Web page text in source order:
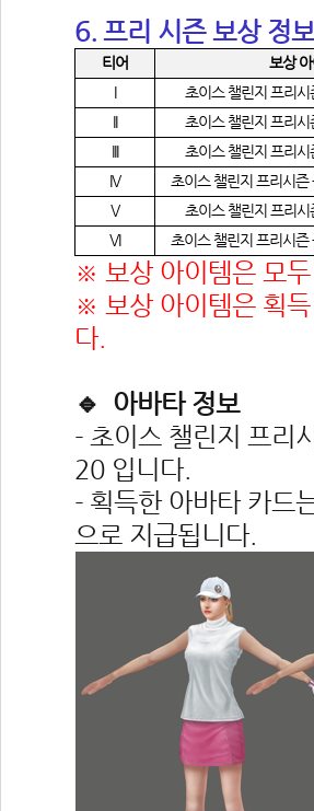
6. 프리 시즌 보상 정
티어
보상
I
초이스 챌린지 프리
II
초이스 챌린지 프리
III
초이스 챌린지 프리
IV
초이스 챌린지 프리시
V
초이스 챌린지 프리
VI
초이스 챌린지 프리시
※ 보상 아이템은 모
※ 보상 아이템은 획
다.
🔹 아바타 정보
- 초이스 챌린지 프리
20 입니다.
- 획득한 아바타 카드
으로 지급됩니다.